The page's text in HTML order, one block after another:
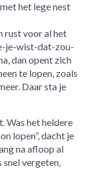
het lege nest
rust voor al het
je-wist-dat-zou-
dan opent zich
te lopen, zoals
Daar sta je
Was het heldere
lopen”, dacht je
na afloop al
snel vergeten,